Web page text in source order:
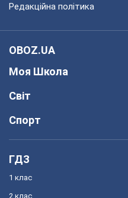
Редакційна політика
OBOZ.UA
Моя Школа
Світ
Спорт
ГДЗ
1 клас
2 клас